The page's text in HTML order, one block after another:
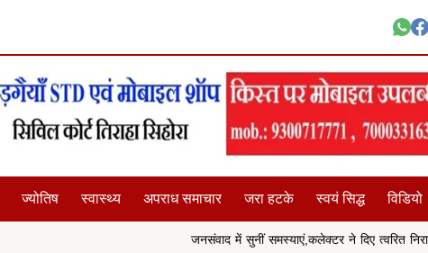
ज्योतिष स्वास्थ्य अपराध समाचार जरा हटके स्वयं सिद्ध विडियो
जनसंवाद में सुनीं समस्याएं,कलेक्टर ने दिए त्वरित निराकरण के निर्देश